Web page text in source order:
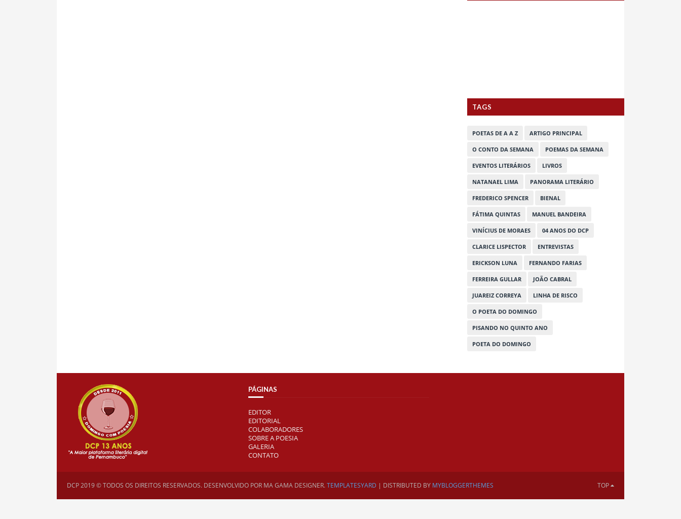
TAGS
POETAS DE A A Z ARTIGO PRINCIPAL
O CONTO DA SEMANA POEMAS DA SEMANA
EVENTOS LITERÁRIOS LIVROS
NATANAEL LIMA PANORAMA LITERÁRIO
FREDERICO SPENCER BIENAL
FÁTIMA QUINTAS MANUEL BANDEIRA
VINÍCIUS DE MORAES 04 ANOS DO DCP
CLARICE LISPECTOR ENTREVISTAS
ERICKSON LUNA FERNANDO FARIAS
FERREIRA GULLAR JOÃO CABRAL
JUAREIZ CORREYA LINHA DE RISCO
O POETA DO DOMINGO
PISANDO NO QUINTO ANO
POETA DO DOMINGO
PÁGINAS
EDITOR
EDITORIAL
COLABORADORES
SOBRE A POESIA
GALERIA
CONTATO
DCP 2019 © TODOS OS DIREITOS RESERVADOS. DESENVOLVIDO POR MA GAMA DESIGNER.TEMPLATESYARD | DISTRIBUTED BY MYBLOGGERTHEMES TOP